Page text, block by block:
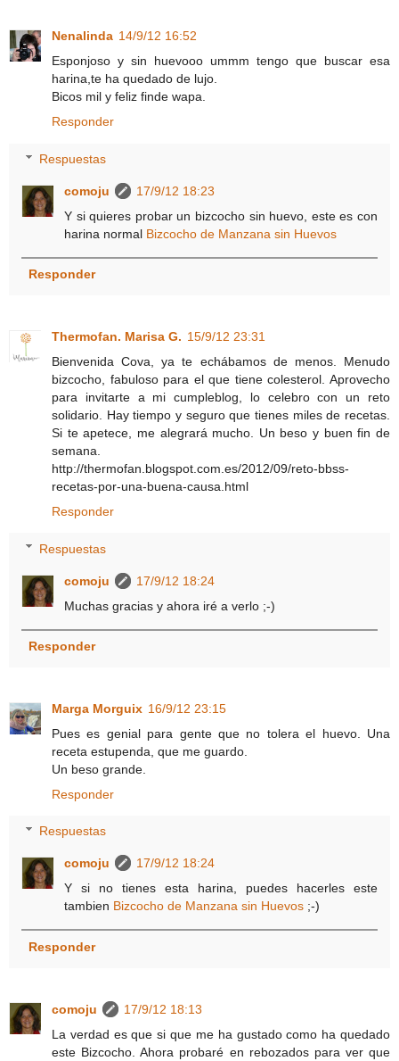
Nenalinda 14/9/12 16:52
Esponjoso y sin huevooo ummm tengo que buscar esa
harina,te ha quedado de lujo.
Bicos mil y feliz finde wapa.
Responder
Respuestas
comoju
17/9/12 18:23
Y si quieres probar un bizcocho sin huevo, este es con
harina normal Bizcocho de Manzana sin Huevos
Responder
Thermofan. Marisa G. 15/9/12 23:31
Bienvenida Cova, ya te echábamos de menos. Menudo
bizcocho, fabuloso para el que tiene colesterol. Aprovecho
para invitarte a mi cumpleblog, lo celebro con un reto
solidario. Hay tiempo y seguro que tienes miles de recetas.
Si te apetece, me alegrará mucho. Un beso y buen fin de
semana.
http://thermofan.blogspot.com.es/2012/09/reto-bbss-
recetas-por-una-buena-causa.html
Responder
Respuestas
comoju
17/9/12 18:24
Muchas gracias y ahora iré a verlo ;-)
Responder
Marga Morguix 16/9/12 23:15
Pues es genial para gente que no tolera el huevo. Una
receta estupenda, que me guardo.
Un beso grande.
Responder
Respuestas
comoju
17/9/12 18:24
Y si no tienes esta harina, puedes hacerles este
tambien Bizcocho de Manzana sin Huevos ;-)
Responder
comoju
17/9/12 18:13
La verdad es que si que me ha gustado como ha quedado
este Bizcocho. Ahora probaré en rebozados para ver que